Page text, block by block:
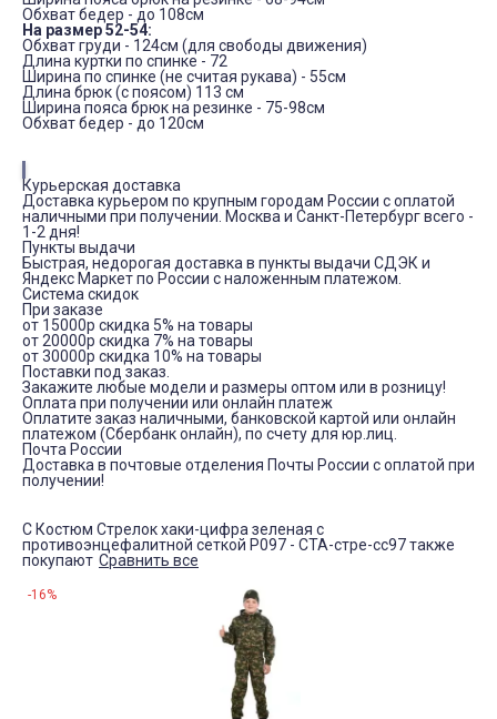
Обхват бедер - до 108см
На размер 52-54:
Обхват груди - 124см (для свободы движения)
Длина куртки по спинке - 72
Ширина по спинке (не считая рукава) - 55см
Длина брюк (с поясом) 113 см
Ширина пояса брюк на резинке - 75-98см
Обхват бедер - до 120см
Курьерская доставка
Доставка курьером по крупным городам России с оплатой
наличными при получении. Москва и Санкт-Петербург всего -
1-2 дня!
Пункты выдачи
Быстрая, недорогая доставка в пункты выдачи СДЭК и
Яндекс Маркет по России с наложенным платежом.
Система скидок
При заказе
от 15000р скидка 5% на товары
от 20000р скидка 7% на товары
от 30000р скидка 10% на товары
Поставки под заказ.
Закажите любые модели и размеры оптом или в розницу!
Оплата при получении или онлайн платеж
Оплатите заказ наличными, банковской картой или онлайн
платежом (Сбербанк онлайн), по счету для юр.лиц.
Почта России
Доставка в почтовые отделения Почты России с оплатой при
получении!
С Костюм Стрелок хаки-цифра зеленая с
противоэнцефалитной сеткой Р097 - СТА-стре-сс97 также
покупают Сравнить все
-16%